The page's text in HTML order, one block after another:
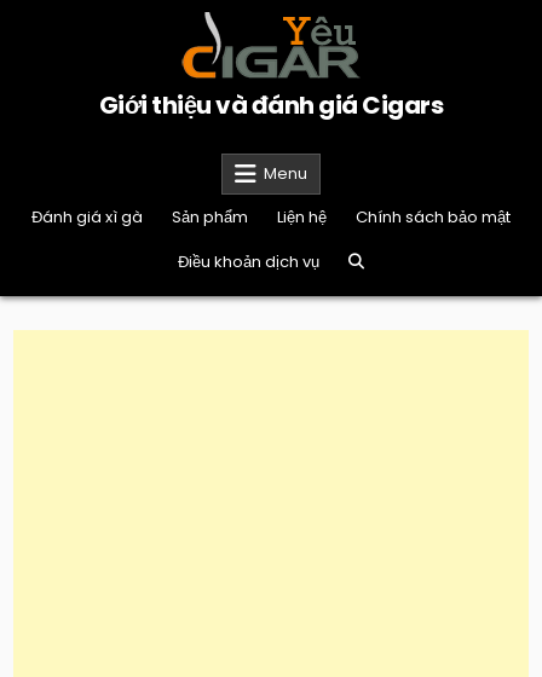
Giới thiệu và đánh giá Cigars
Menu
Đánh giá xì gà
Sản phẩm Liện hệ
Chính sách bảo mật
Điều khoản dịch vụ